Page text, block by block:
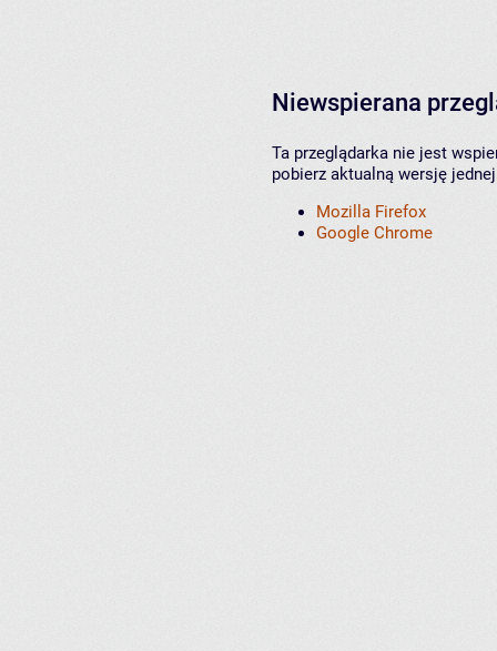
Niewspierana
Ta przeglądarka nie jest
pobierz aktualną wersję
Mozilla Firefox
Google Chrome